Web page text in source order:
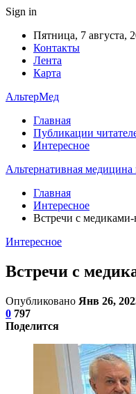
Sign in
Пятница, 7 августа,
Контакты
Лента
Карта
АльтерМед
Главная
Публикации
Интересное
Альтернативная медицина
Главная
Интересное
Встречи с медиками-
Интересное
Встречи с
Опубликовано Янв 26,
0 797
Поделится